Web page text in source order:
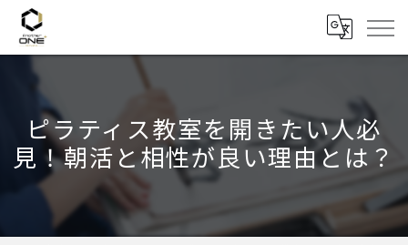
ピラティス教室を開きたい人必
見！朝活と相性が良い理由とは？